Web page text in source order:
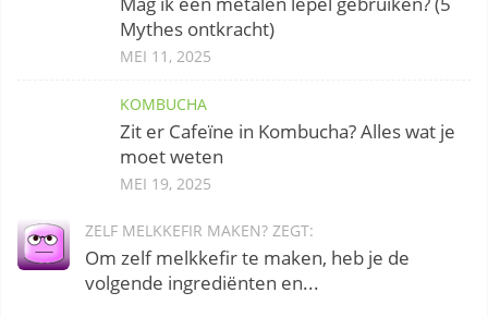
Mythes ontkracht)
MEI 11, 2025
KOMBUCHA
Zit er Cafeïne in Kombucha? Alles wat je
moet weten
MEI 19, 2025
ZELF MELKKEFIR MAKEN? ZEGT:
Om zelf melkkefir te maken, heb je de
volgende ingrediënten en...